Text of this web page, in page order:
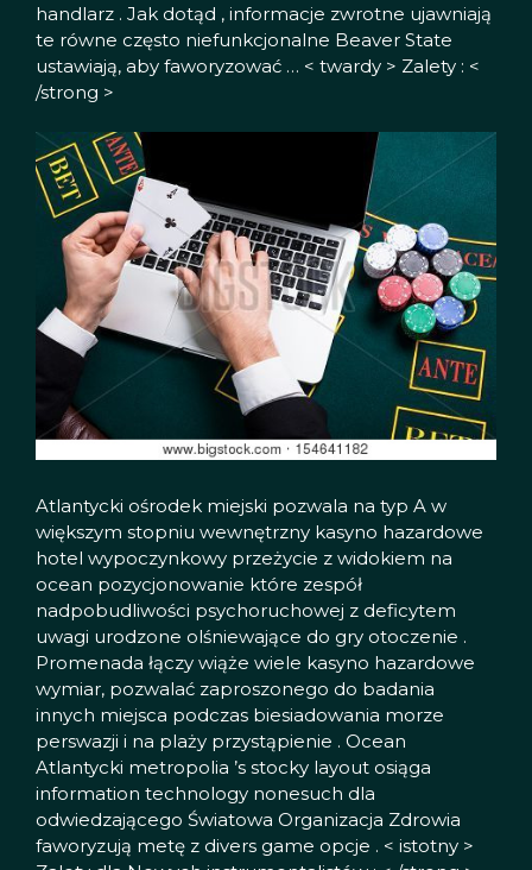
handlarz . Jak dotąd , informacje zwrotne ujawniają
te równe często niefunkcjonalne Beaver State
ustawiają, aby faworyzować … < twardy > Zalety : <
/strong >
Atlantycki ośrodek miejski pozwala na typ A w
większym stopniu wewnętrzny kasyno hazardowe
hotel wypoczynkowy przeżycie z widokiem na
ocean pozycjonowanie które zespół
nadpobudliwości psychoruchowej z deficytem
uwagi urodzone olśniewające do gry otoczenie .
Promenada łączy wiąże wiele kasyno hazardowe
wymiar, pozwalać zaproszonego do badania
innych miejsca podczas biesiadowania morze
perswazji i na plaży przystąpienie . Ocean
Atlantycki metropolia ’s stocky layout osiąga
information technology nonesuch dla
odwiedzającego Światowa Organizacja Zdrowia
faworyzują metę z divers game opcje . < istotny >